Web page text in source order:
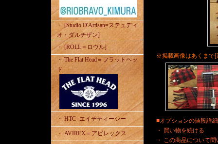
・ [Studio D'Artisan=ステュディ
オ・ダルチザン]
・ [ROLL＝ロウル]
・ The Flat Head＝フラットヘッ
ド
・ HTC=エイチティーシー
・ AVIREX＝アビレックス
※掲載画像はあくまで[
■オプションの値段詳
・ 買い物を続ける
・
この商品について